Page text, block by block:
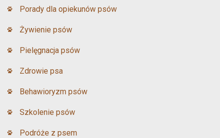
Porady dla opiekunów psów
Żywienie psów
Pielęgnacja psów
Zdrowie psa
Behawioryzm psów
Szkolenie psów
Podróże z psem